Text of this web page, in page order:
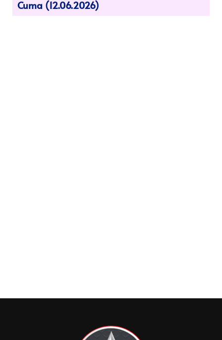
Cuma (12.06.2026)